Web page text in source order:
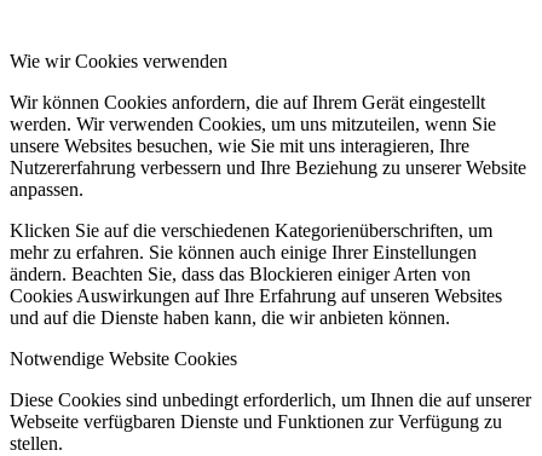
Wie wir Cookies verwenden
Wir können Cookies anfordern, die auf Ihrem Gerät eingestellt
werden. Wir verwenden Cookies, um uns mitzuteilen, wenn Sie
unsere Websites besuchen, wie Sie mit uns interagieren, Ihre
Nutzererfahrung verbessern und Ihre Beziehung zu unserer Website
anpassen.
Klicken Sie auf die verschiedenen Kategorienüberschriften, um
mehr zu erfahren. Sie können auch einige Ihrer Einstellungen
ändern. Beachten Sie, dass das Blockieren einiger Arten von
Cookies Auswirkungen auf Ihre Erfahrung auf unseren Websites
und auf die Dienste haben kann, die wir anbieten können.
Notwendige Website Cookies
Diese Cookies sind unbedingt erforderlich, um Ihnen die auf unserer
Webseite verfügbaren Dienste und Funktionen zur Verfügung zu
stellen.